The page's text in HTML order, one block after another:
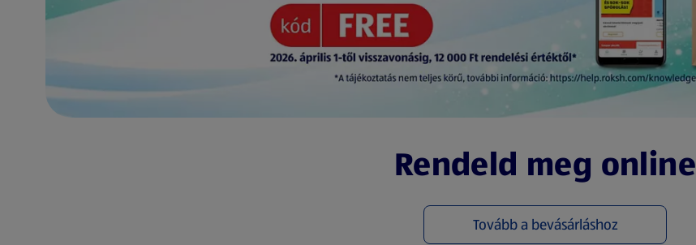
(új oldalon nyílik meg)
Rendeld meg online
Tovább a bevásárláshoz
(új oldalon nyílik meg)